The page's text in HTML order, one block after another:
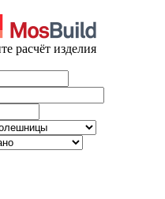
расчёт изделия